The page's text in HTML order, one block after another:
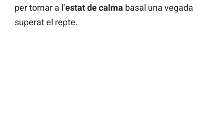
per tornar a l’estat de calma basal una vegada
superat el repte.